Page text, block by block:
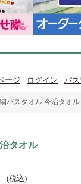
ージ
ログイン パ
バスタオル 今治タオル
タオル
(税込)